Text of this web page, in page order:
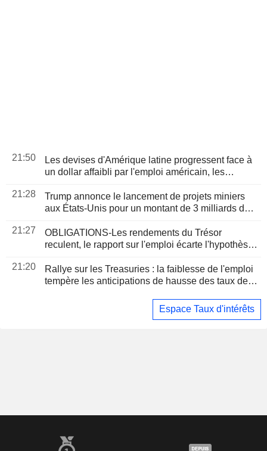
21:50
Les devises d'Amérique latine progressent face à
un dollar affaibli par l'emploi américain, les
21:28
Trump annonce le lancement de projets miniers
aux États-Unis pour un montant de 3 milliards de
21:27
OBLIGATIONS-Les rendements du Trésor
reculent, le rapport sur l'emploi écarte l'hypothèse
21:20
Rallye sur les Treasuries : la faiblesse de l'emploi
tempère les anticipations de hausse des taux de la
Espace Taux d'intérêts